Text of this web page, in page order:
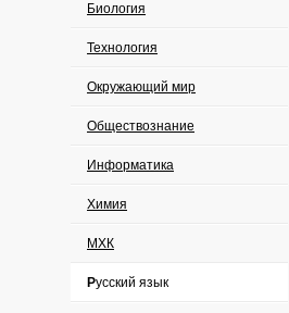
Биология
Технология
Окружающий мир
Обществознание
Информатика
Химия
МХК
Русский язык